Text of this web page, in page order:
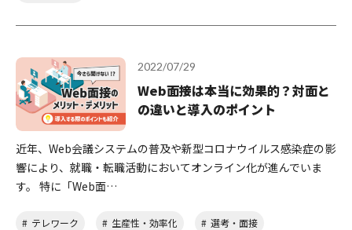
2022/07/29
Web面接は本当に効果的？対面と
の違いと導入のポイント
近年、Web会議システムの普及や新型コロナウイルス感染症の影
響により、就職・転職活動においてオンライン化が進んでいま
す。 特に「Web面…
テレワーク 生産性・効率化 選考・面接